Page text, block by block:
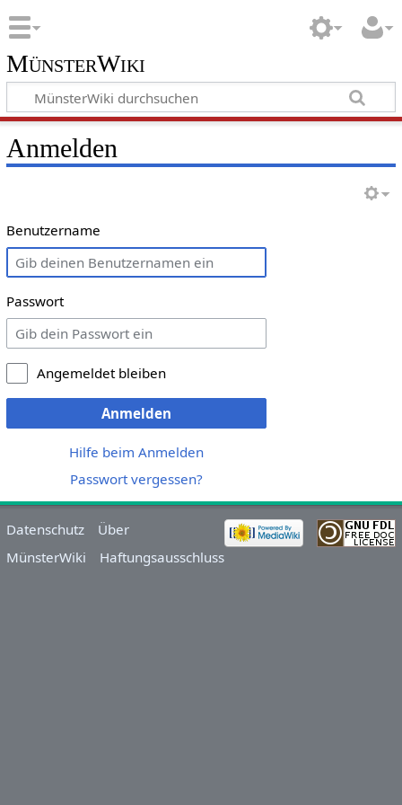
MünsterWiki
Anmelden
Benutzername
Passwort
Angemeldet bleiben
Anmelden
Hilfe beim Anmelden
Passwort vergessen?
Datenschutz
Über
MünsterWiki
Haftungsausschluss